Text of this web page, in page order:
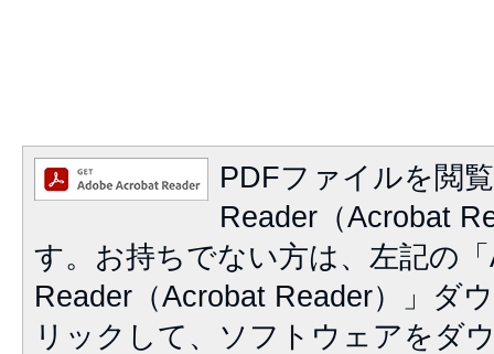
PDFファイルを閲
Reader（Acrobat
す。お持ちでない方は、左記の
Reader（Acrobat Reader）」ダ
リックして、ソフトウェアをダ